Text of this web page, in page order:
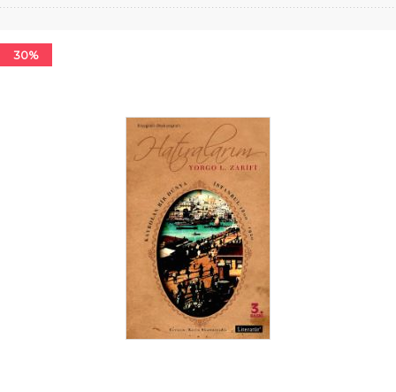
30%